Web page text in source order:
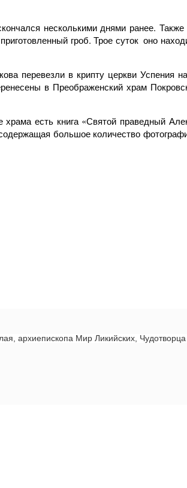
несколькими днями ранее.
гроб. Трое суток оно
перевезли в крипту церкви Успения
в Преображенский храм
есть книга «Святой праведный
большое количество
архиепископа Мир Ликийских, Чудотворца